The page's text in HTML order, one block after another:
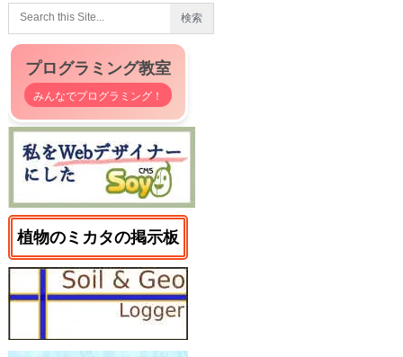
プログラミング教室
みんなでプログラミング！
植物のミカタの掲示板